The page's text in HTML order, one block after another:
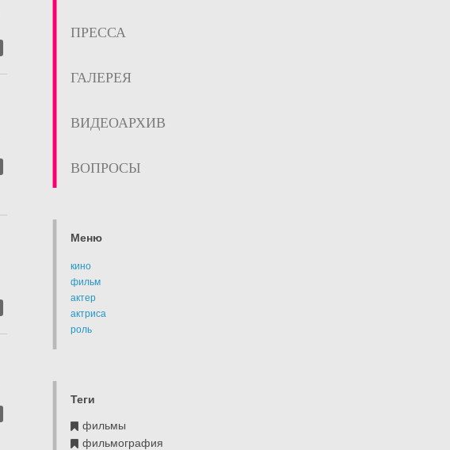
ПРЕССА
ГАЛЕРЕЯ
ВИДЕОАРХИВ
ВОПРОСЫ
Меню
кино
фильм
актер
актриса
роль
Теги
фильмы
фильмография